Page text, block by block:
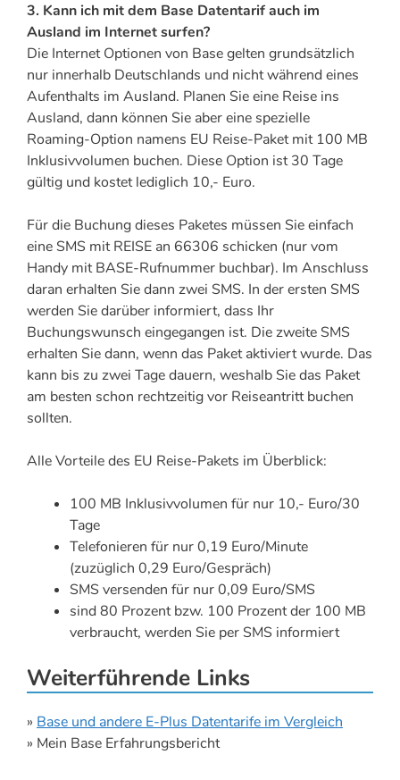
3. Kann ich mit dem Base Datentarif auch im
Ausland im Internet surfen?
Die Internet Optionen von Base gelten grundsätzlich
nur innerhalb Deutschlands und nicht während eines
Aufenthalts im Ausland. Planen Sie eine Reise ins
Ausland, dann können Sie aber eine spezielle
Roaming-Option namens EU Reise-Paket mit 100 MB
Inklusivvolumen buchen. Diese Option ist 30 Tage
gültig und kostet lediglich 10,- Euro.
Für die Buchung dieses Paketes müssen Sie einfach
eine SMS mit REISE an 66306 schicken (nur vom
Handy mit BASE-Rufnummer buchbar). Im Anschluss
daran erhalten Sie dann zwei SMS. In der ersten SMS
werden Sie darüber informiert, dass Ihr
Buchungswunsch eingegangen ist. Die zweite SMS
erhalten Sie dann, wenn das Paket aktiviert wurde. Das
kann bis zu zwei Tage dauern, weshalb Sie das Paket
am besten schon rechtzeitig vor Reiseantritt buchen
sollten.
Alle Vorteile des EU Reise-Pakets im Überblick:
100 MB Inklusivvolumen für nur 10,- Euro/30
Tage
Telefonieren für nur 0,19 Euro/Minute
(zuzüglich 0,29 Euro/Gespräch)
SMS versenden für nur 0,09 Euro/SMS
sind 80 Prozent bzw. 100 Prozent der 100 MB
verbraucht, werden Sie per SMS informiert
Weiterführende Links
» Base und andere E-Plus Datentarife im Vergleich
» Mein Base Erfahrungsbericht